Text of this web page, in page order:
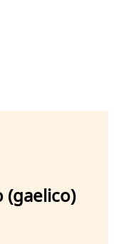
(gaelico)